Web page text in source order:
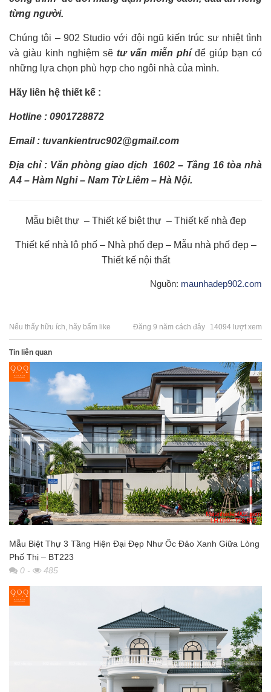
từng người.
Chúng tôi – 902 Studio với đội ngũ kiến trúc sư nhiệt tình
và giàu kinh nghiệm sẽ tư vấn miễn phí để giúp bạn có
những lựa chọn phù hợp cho ngôi nhà của mình.
Hãy liên hệ thiết kế :
Hotline : 0901728872
Email : tuvankientruc902@gmail.com
Địa chỉ : Văn phòng giao dịch 1602 – Tầng 16 tòa nhà
A4 – Hàm Nghi – Nam Từ Liêm – Hà Nội.
Mẫu biệt thự – Thiết kế biệt thự – Thiết kế nhà đẹp
Thiết kế nhà lô phố – Nhà phố đẹp – Mẫu nhà phố đẹp –
Thiết kế nội thất
Nguồn: maunhadep902.com
Nếu thấy hữu ích, hãy bấm like Đăng 9 năm cách đây 14094 lượt xem
Tin liên quan
Mẫu Biệt Thự 3 Tầng Hiện Đại Đẹp Như Ốc Đảo Xanh Giữa Lòng
Phố Thị – BT223
0 - 485